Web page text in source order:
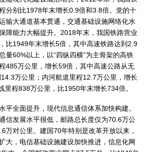
分别比1978年末增长0.9倍和3.8倍。党的十
输大通道基本贯通，交通基础设施网络化水
障能力大幅提升。2018年末，我国铁路营业
比1949年末增长5倍，其中高速铁路达到2.9
量60%以上，以“四纵四横”为主骨架的高铁
485万公里，增长59倍，其中高速公路从无
万公里；内河航道里程12.7万公里，增长
里程838万公里，比1950年末增长734倍。
平全面提升，现代信息通信体系加快构建。
信发展水平很低，邮路总长度仅为70.6万公
万对公里。建国70年特别是改革开放以来，
大，电信基础设施建设加快推进，信息化网